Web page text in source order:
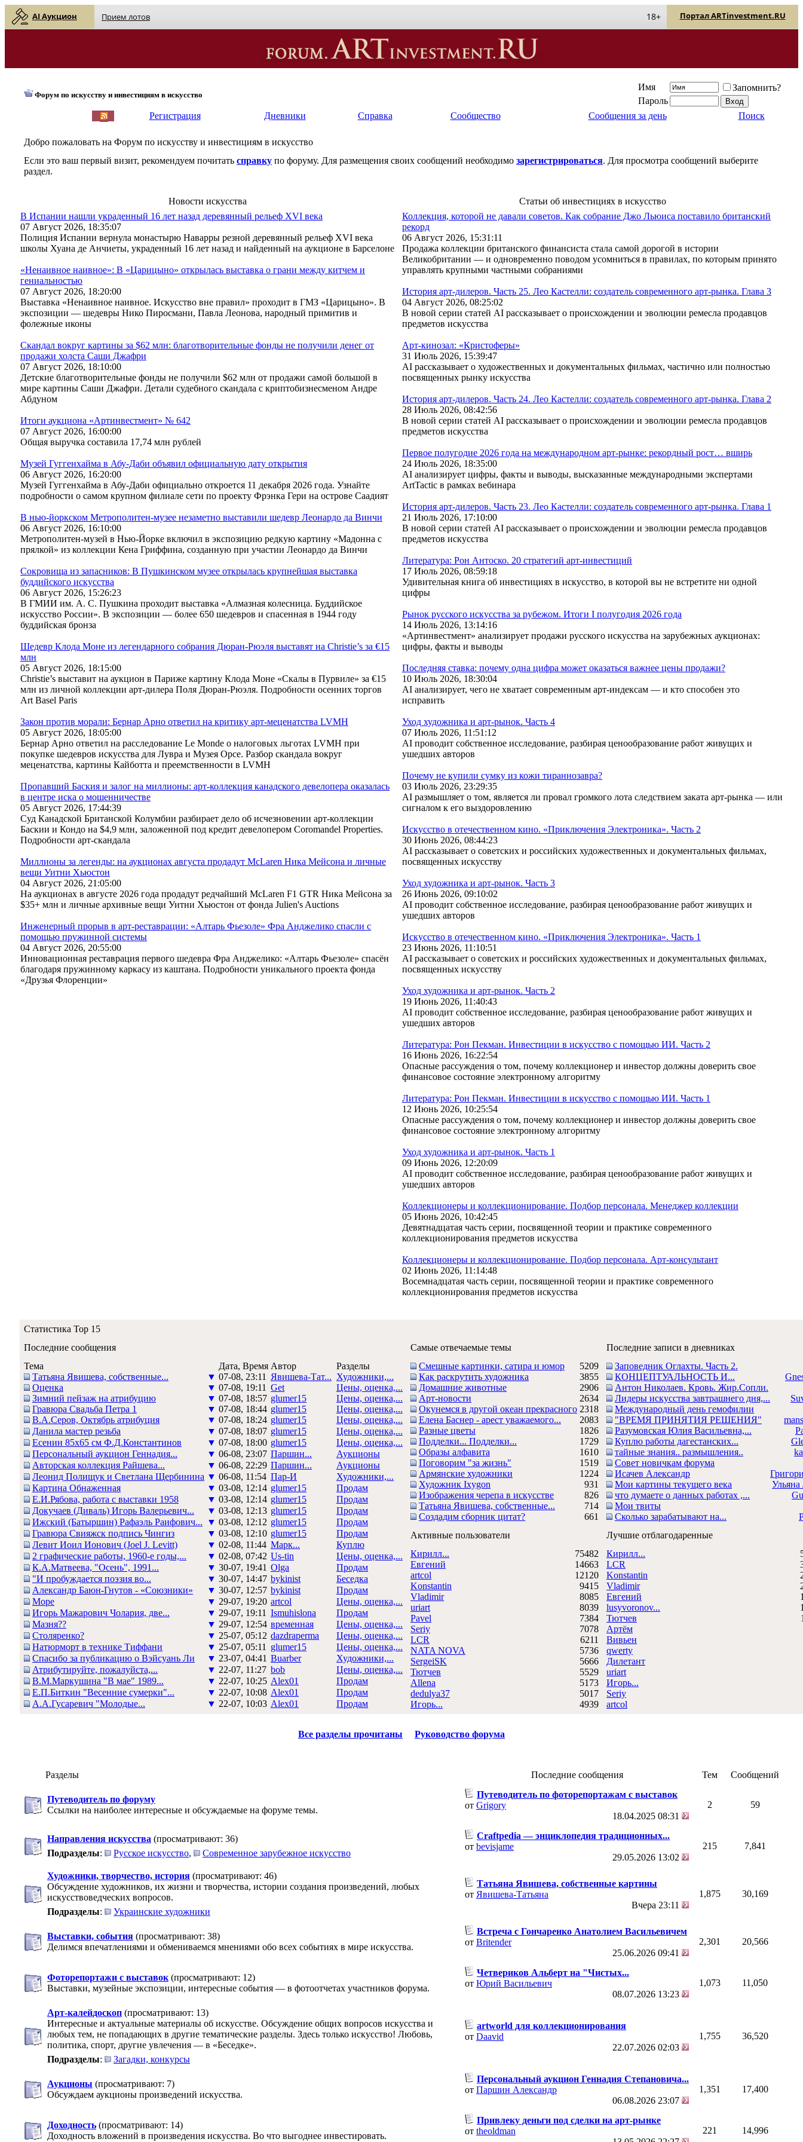
AI Аукцион Прием лотов Портал ARTinvestment.RU
18+
Форум по искусству и инвестициям в искусство
Имя
Запомнить?
Пароль
Регистрация Дневники Справка Сообщество Сообщения за день Поиск
Добро пожаловать на Форум по искусству и инвестициям в искусство
Если это ваш первый визит, рекомендуем почитать справку по форуму. Для размещения своих сообщений необходимо зарегистрироваться. Для просмотра сообщений выберите
раздел.
Новости искусства
В Испании нашли украденный 16 лет назад деревянный рельеф XVI века
07 Август 2026, 18:35:07
Полиция Испании вернула монастырю Наварры резной деревянный рельеф XVI века
школы Хуана де Анчиеты, украденный 16 лет назад и найденный на аукционе в Барселоне
«Ненаивное наивное»: В «Царицыно» открылась выставка о грани между китчем и
гениальностью
07 Август 2026, 18:20:00
Выставка «Ненаивное наивное. Искусство вне правил» проходит в ГМЗ «Царицыно». В
экспозиции — шедевры Нико Пиросмани, Павла Леонова, народный примитив и
фолежные иконы
Скандал вокруг картины за $62 млн: благотворительные фонды не получили денег от
продажи холста Саши Джафри
07 Август 2026, 18:10:00
Детские благотворительные фонды не получили $62 млн от продажи самой большой в
мире картины Саши Джафри. Детали судебного скандала с криптобизнесменом Андре
Абдуном
Итоги аукциона «Артинвестмент» № 642
07 Август 2026, 16:00:00
Общая выручка составила 17,74 млн рублей
Музей Гуггенхайма в Абу-Даби объявил официальную дату открытия
06 Август 2026, 16:20:00
Музей Гуггенхайма в Абу-Даби официально откроется 11 декабря 2026 года. Узнайте
подробности о самом крупном филиале сети по проекту Фрэнка Гери на острове Саадият
В нью-йоркском Метрополитен-музее незаметно выставили шедевр Леонардо да Винчи
06 Август 2026, 16:10:00
Метрополитен-музей в Нью-Йорке включил в экспозицию редкую картину «Мадонна с
прялкой» из коллекции Кена Гриффина, созданную при участии Леонардо да Винчи
Сокровища из запасников: В Пушкинском музее открылась крупнейшая выставка
буддийского искусства
06 Август 2026, 15:26:23
В ГМИИ им. А. С. Пушкина проходит выставка «Алмазная колесница. Буддийское
искусство России». В экспозиции — более 650 шедевров и спасенная в 1944 году
буддийская бронза
Шедевр Клода Моне из легендарного собрания Дюран-Рюэля выставят на Christie’s за €15
млн
05 Август 2026, 18:15:00
Christie’s выставит на аукцион в Париже картину Клода Моне «Скалы в Пурвиле» за €15
млн из личной коллекции арт-дилера Поля Дюран-Рюэля. Подробности осенних торгов
Art Basel Paris
Закон против морали: Бернар Арно ответил на критику арт-меценатства LVMH
05 Август 2026, 18:05:00
Бернар Арно ответил на расследование Le Monde о налоговых льготах LVMH при
покупке шедевров искусства для Лувра и Музея Орсе. Разбор скандала вокруг
меценатства, картины Кайботта и преемственности в LVMH
Пропавший Баския и залог на миллионы: арт-коллекция канадского девелопера оказалась
в центре иска о мошенничестве
05 Август 2026, 17:44:39
Суд Канадской Британской Колумбии разбирает дело об исчезновении арт-коллекции
Баскии и Кондо на $4,9 млн, заложенной под кредит девелопером Coromandel Properties.
Подробности арт-скандала
Миллионы за легенды: на аукционах августа продадут McLaren Ника Мейсона и личные
вещи Уитни Хьюстон
04 Август 2026, 21:05:00
На аукционах в августе 2026 года продадут редчайший McLaren F1 GTR Ника Мейсона за
$35+ млн и личные архивные вещи Уитни Хьюстон от фонда Julien's Auctions
Инженерный прорыв в арт-реставрации: «Алтарь Фьезоле» Фра Анджелико спасли с
помощью пружинной системы
04 Август 2026, 20:55:00
Инновационная реставрация первого шедевра Фра Анджелико: «Алтарь Фьезоле» спасён
благодаря пружинному каркасу из каштана. Подробности уникального проекта фонда
«Друзья Флоренции»
Статьи об инвестициях в искусство
Коллекция, которой не давали советов. Как собрание Джо Льюиса поставило британский
рекорд
06 Август 2026, 15:31:11
Продажа коллекции британского финансиста стала самой дорогой в истории
Великобритании — и одновременно поводом усомниться в правилах, по которым принято
управлять крупными частными собраниями
История арт-дилеров. Часть 25. Лео Кастелли: создатель современного арт-рынка. Глава 3
04 Август 2026, 08:25:02
В новой серии статей AI рассказывает о происхождении и эволюции ремесла продавцов
предметов искусства
Арт-кинозал: «Кристоферы»
31 Июль 2026, 15:39:47
AI рассказывает о художественных и документальных фильмах, частично или полностью
посвященных рынку искусства
История арт-дилеров. Часть 24. Лео Кастелли: создатель современного арт-рынка. Глава 2
28 Июль 2026, 08:42:56
В новой серии статей AI рассказывает о происхождении и эволюции ремесла продавцов
предметов искусства
Первое полугодие 2026 года на международном арт-рынке: рекордный рост… вширь
24 Июль 2026, 18:35:00
AI анализирует цифры, факты и выводы, высказанные международными экспертами
ArtTactic в рамках вебинара
История арт-дилеров. Часть 23. Лео Кастелли: создатель современного арт-рынка. Глава 1
21 Июль 2026, 17:10:00
В новой серии статей AI рассказывает о происхождении и эволюции ремесла продавцов
предметов искусства
Литература: Рон Антоско. 20 стратегий арт-инвестиций
17 Июль 2026, 08:59:18
Удивительная книга об инвестициях в искусство, в которой вы не встретите ни одной
цифры
Рынок русского искусства за рубежом. Итоги I полугодия 2026 года
14 Июль 2026, 13:14:16
«Артинвестмент» анализирует продажи русского искусства на зарубежных аукционах:
цифры, факты и выводы
Последняя ставка: почему одна цифра может оказаться важнее цены продажи?
10 Июль 2026, 18:30:04
AI анализирует, чего не хватает современным арт-индексам — и кто способен это
исправить
Уход художника и арт-рынок. Часть 4
07 Июль 2026, 11:51:12
AI проводит собственное исследование, разбирая ценообразование работ живущих и
ушедших авторов
Почему не купили сумку из кожи тираннозавра?
03 Июль 2026, 23:29:35
AI размышляет о том, является ли провал громкого лота следствием заката арт-рынка — или
сигналом к его выздоровлению
Искусство в отечественном кино. «Приключения Электроника». Часть 2
30 Июнь 2026, 08:44:23
AI рассказывает о советских и российских художественных и документальных фильмах,
посвященных искусству
Уход художника и арт-рынок. Часть 3
26 Июнь 2026, 09:10:02
AI проводит собственное исследование, разбирая ценообразование работ живущих и
ушедших авторов
Искусство в отечественном кино. «Приключения Электроника». Часть 1
23 Июнь 2026, 11:10:51
AI рассказывает о советских и российских художественных и документальных фильмах,
посвященных искусству
Уход художника и арт-рынок. Часть 2
19 Июнь 2026, 11:40:43
AI проводит собственное исследование, разбирая ценообразование работ живущих и
ушедших авторов
Литература: Рон Пекман. Инвестиции в искусство с помощью ИИ. Часть 2
16 Июнь 2026, 16:22:54
Опасные рассуждения о том, почему коллекционер и инвестор должны доверить свое
финансовое состояние электронному алгоритму
Литература: Рон Пекман. Инвестиции в искусство с помощью ИИ. Часть 1
12 Июнь 2026, 10:25:54
Опасные рассуждения о том, почему коллекционер и инвестор должны доверить свое
финансовое состояние электронному алгоритму
Уход художника и арт-рынок. Часть 1
09 Июнь 2026, 12:20:09
AI проводит собственное исследование, разбирая ценообразование работ живущих и
ушедших авторов
Коллекционеры и коллекционирование. Подбор персонала. Менеджер коллекции
05 Июнь 2026, 10:42:45
Девятнадцатая часть серии, посвященной теории и практике современного
коллекционирования предметов искусства
Коллекционеры и коллекционирование. Подбор персонала. Арт-консультант
02 Июнь 2026, 11:14:48
Восемнадцатая часть серии, посвященной теории и практике современного
коллекционирования предметов искусства
Статистика Top 15
Последние сообщения
Самые отвечаемые темы
Последние записи в дневниках
Тема
Дата, Время Автор
Разделы
Татьяна Явишева, собственные...
▼ 07-08, 23:11 Явишева-Тат... Художники,...
Оценка
▼ 07-08, 19:11 Get
Цены, оценка,...
Зимний пейзаж на атрибуцию
▼ 07-08, 18:57 glumer15
Цены, оценка,...
Гравюра Свадьба Петра 1
▼ 07-08, 18:44 glumer15
Цены, оценка,...
В.А.Серов, Октябрь атрибуция
▼ 07-08, 18:24 glumer15
Цены, оценка,...
Данила мастер резьба
▼ 07-08, 18:07 glumer15
Цены, оценка,...
Есенин 85х65 см Ф.Д.Константинов
▼ 07-08, 18:00 glumer15
Цены, оценка,...
Персональный аукцион Геннадия...
▼ 06-08, 23:07 Паршин...
Аукционы
Авторская коллекция Райшева...
▼ 06-08, 22:29 Паршин...
Аукционы
Леонид Полищук и Светлана Щербинина ▼ 06-08, 11:54 Пар-И
Художники,...
Картина Обнаженная
▼ 03-08, 12:14 glumer15
Продам
Е.И.Рябова, работа с выставки 1958
▼ 03-08, 12:14 glumer15
Продам
Докучаев (Диваль) Игорь Валерьевич...
▼ 03-08, 12:13 glumer15
Продам
Ижский (Батыршин) Рафаэль Раифович...
▼ 03-08, 12:12 glumer15
Продам
Гравюра Свияжск подпись Чингиз
▼ 03-08, 12:10 glumer15
Продам
Левит Иоил Ионович (Joel J. Levitt)
▼ 02-08, 11:44 Марк...
Куплю
2 графические работы, 1960-е годы,...
▼ 02-08, 07:42 Us-tin
Цены, оценка,...
К.А.Матвеева, "Осень", 1991...
▼ 30-07, 19:41 Olga
Продам
"И пробуждается поэзия во...
▼ 30-07, 14:47 bykinist
Беседка
Александр Баюн-Гнутов - «Союзники»
▼ 30-07, 12:57 bykinist
Продам
Море
▼ 29-07, 19:20 artcol
Цены, оценка,...
Игорь Мажарович Чолария, две...
▼ 29-07, 19:11 Ismuhislona
Продам
Мазня??
▼ 29-07, 12:54 временная
Цены, оценка,...
Столяренко?
▼ 25-07, 05:12 dazdraperma
Цены, оценка,...
Натюрморт в технике Тиффани
▼ 25-07, 05:11 glumer15
Цены, оценка,...
Спасибо за публикацию о Вэйсуань Ли
▼ 23-07, 04:41 Buarber
Художники,...
Атрибутируйте, пожалуйста,...
▼ 22-07, 11:27 bob
Цены, оценка,...
В.М.Маркушина "В мае" 1989...
▼ 22-07, 10:25 Alex01
Продам
Е.П.Биткин "Весенние сумерки"...
▼ 22-07, 10:08 Alex01
Продам
А.А.Гусаревич "Молодые...
▼ 22-07, 10:03 Alex01 Продам
Смешные картинки, сатира и юмор
5209
Как раскрутить художника
3855
Домашние животные
2906
Арт-новости
2634
Окунемся в другой океан прекрасного 2318
Елена Баснер - арест уважаемого...
2083
Разные цветы
1826
Подделки... Подделки...
1729
Образы алфавита
1610
Поговорим "за жизнь"
1519
Армянские художники
1224
Художник Ixygon
931
Изображения черепа в искусстве
826
Татьяна Явишева, собственные...
714
Создадим сборник цитат?
661
Заповедник Оглахты. Часть 2.
КОНЦЕПТУАЛЬНОСТЬ И...
Антон Николаев. Кровь. Жир.Сопли.
Лидеры искусства завтрашнего дня,...
Международный день гемофилии
"ВРЕМЯ ПРИНЯТИЯ РЕШЕНИЯ"
Разумовская Юлия Васильевна,...
Куплю работы дагестанских...
тайные знания.. размышления..
Совет новичкам форума
Исачев Александр
Мои картины текущего века
что думаете о данных работах ,...
Мои твиты
Сколько зарабатывают на...
Активные пользователи
Лучшие отблагодаренные
Кирилл...
75482
Евгений
14663
artcol
12120
Konstantin
9415
Vladimir
8085
uriart
8039
Pavel
7384
Seriy
7078
LCR
6211
NATA NOVA
5736
SergeiSK
5666
Тютчев
5529
Allena
5173
dedulya37
5017
Игорь...
4939
Кирилл...
LCR
Konstantin
Vladimir
Евгений
lusyvoronov...
Тютчев
Артём
Вивьен
qwerty
Дилетант
uriart
Игорь...
Seriy
artcol
Все разделы прочитаны Руководство форума
Разделы Последние сообщения Тем Сообщений
Путеводитель по форуму
Ссылки на наиболее интересные и обсуждаемые на форуме темы.
Путеводитель по фоторепортажам с выставок
от Grigory
18.04.2025 08:31
2 59
Направления искусства (просматривают: 36)
Подразделы: Русское искусство, Современное зарубежное искусство
Craftpedia — энциклопедия традиционных...
от bevisjame
29.05.2026 13:02
215 7,841
Художники, творчество, история (просматривают: 46)
Обсуждение художников, их жизни и творчества, истории создания произведений, любых
искусствоведческих вопросов.
Подразделы: Украинские художники
Татьяна Явишева, собственные картины
от Явишева-Татьяна
Вчера 23:11
1,875 30,169
Выставки, события (просматривают: 38)
Делимся впечатлениями и обмениваемся мнениями обо всех событиях в мире искусства.
Встреча с Гончаренко Анатолием Васильевичем
от Britender
25.06.2026 09:41
2,301 20,566
Фоторепортажи с выставок (просматривают: 12)
Выставки, музейные экспозиции, интересные события — в фотоотчетах участников форума.
Четвериков Альберт на "Чистых...
от Юрий Васильевич
08.07.2026 13:23
1,073 11,050
Арт-калейдоскоп (просматривают: 13)
Интересные и актуальные материалы об искусстве. Обсуждение общих вопросов искусства и
любых тем, не попадающих в другие тематические разделы. Здесь только искусство! Любовь,
политика, спорт, другие увлечения — в «Беседке».
Подразделы: Загадки, конкурсы
artworld для коллекционирования
от Daavid
22.07.2026 02:03
1,755 36,520
Аукционы (просматривают: 7)
Обсуждаем аукционы произведений искусства.
Персональный аукцион Геннадия Степановича...
от Паршин Александр
06.08.2026 23:07
1,351 17,400
Доходность (просматривают: 14)
Доходность вложений в произведения искусства. Во что выгоднее инвестировать.
Привлеку деньги под сделки на арт-рынке
от theoldman
221 14,996